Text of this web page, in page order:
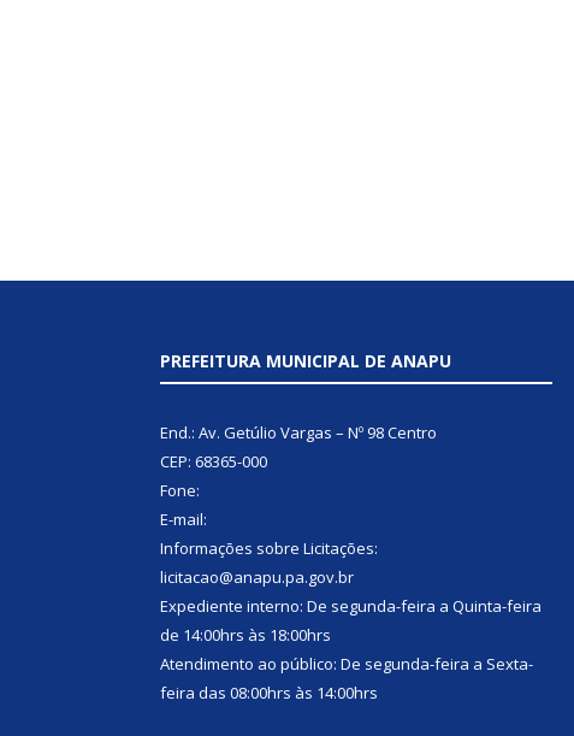
PREFEITURA MUNICIPAL DE ANAPU
End.: Av. Getúlio Vargas – Nº 98 Centro
CEP: 68365-000
Fone:
E-mail:
Informações sobre Licitações:
licitacao@anapu.pa.gov.br
Expediente interno: De segunda-feira a Quinta-feira
de 14:00hrs às 18:00hrs
Atendimento ao público: De segunda-feira a Sexta-
feira das 08:00hrs às 14:00hrs